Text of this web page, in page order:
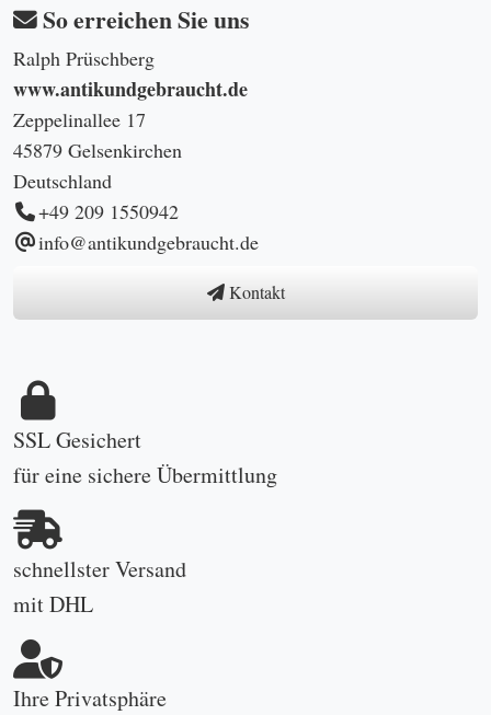
So erreichen Sie uns
Ralph Prüschberg
www.antikundgebraucht.de
Zeppelinallee 17
45879 Gelsenkirchen
Deutschland
+49 209 1550942
info@antikundgebraucht.de
Kontakt
SSL Gesichert
für eine sichere Übermittlung
schnellster Versand
mit DHL
Ihre Privatsphäre